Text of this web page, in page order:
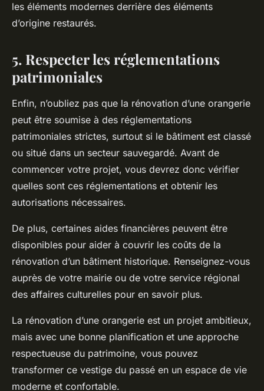
les éléments modernes derrière des éléments
d’origine restaurés.
5. Respecter les réglementations
patrimoniales
Enfin, n’oubliez pas que la rénovation d’une orangerie
peut être soumise à des réglementations
patrimoniales strictes, surtout si le bâtiment est classé
ou situé dans un secteur sauvegardé. Avant de
commencer votre projet, vous devrez donc vérifier
quelles sont ces réglementations et obtenir les
autorisations nécessaires.
De plus, certaines aides financières peuvent être
disponibles pour aider à couvrir les coûts de la
rénovation d’un bâtiment historique. Renseignez-vous
auprès de votre mairie ou de votre service régional
des affaires culturelles pour en savoir plus.
La rénovation d’une orangerie est un projet ambitieux,
mais avec une bonne planification et une approche
respectueuse du patrimoine, vous pouvez
transformer ce vestige du passé en un espace de vie
moderne et confortable.